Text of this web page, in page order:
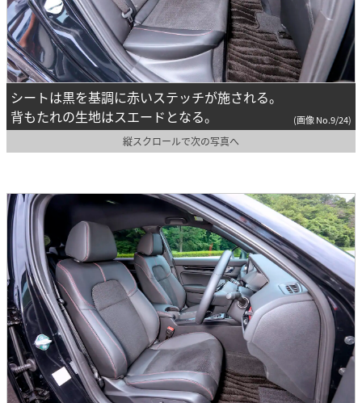
シートは黒を基調に赤いステッチが施される。
背もたれの生地はスエードとなる。
(画像 No.9/24)
縦スクロールで次の写真へ